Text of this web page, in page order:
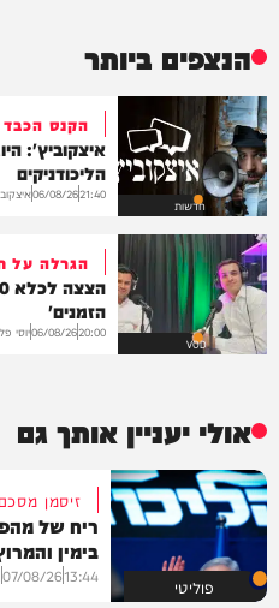
הנצפים ביותר
חדשות
הקנס הכבד
איצקוביץ':
הליכודניקים
21:40
06/08/26
VOD
הגרלה על
הזמנים'
20:00
06/08/26יוסי
אולי יעניין אותך גם
פוליטי
זיסמן
ריח של
בימין
13:44
07/08/26